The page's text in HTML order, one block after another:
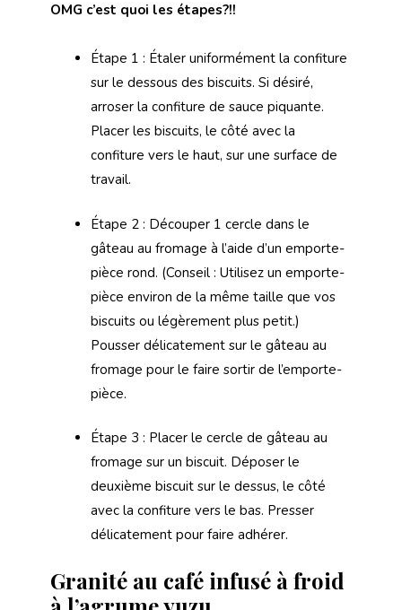
OMG c’est quoi les étapes?!!
Étape 1 : Étaler uniformément la confiture
sur le dessous des biscuits. Si désiré,
arroser la confiture de sauce piquante.
Placer les biscuits, le côté avec la
confiture vers le haut, sur une surface de
travail.
Étape 2 : Découper 1 cercle dans le
gâteau au fromage à l’aide d’un emporte-
pièce rond. (Conseil : Utilisez un emporte-
pièce environ de la même taille que vos
biscuits ou légèrement plus petit.)
Pousser délicatement sur le gâteau au
fromage pour le faire sortir de l’emporte-
pièce.
Étape 3 : Placer le cercle de gâteau au
fromage sur un biscuit. Déposer le
deuxième biscuit sur le dessus, le côté
avec la confiture vers le bas. Presser
délicatement pour faire adhérer.
Granité au café infusé à froid